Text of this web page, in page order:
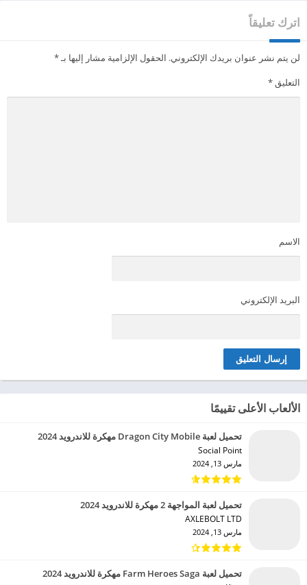
اترك تعليقاً
لن يتم نشر عنوان بريدك الإلكتروني. الحقول الإلزامية مشار إليها بـ*
التعليق*
الاسم
البريد الإلكتروني
الألعاب الأعلى تقييمًا
تحميل لعبة Dragon City Mobile مهكرة للاندرويد 2024
Social Point‏
مارس 13, 2024
تحميل لعبة المواجهة 2 مهكرة للاندرويد 2024
AXLEBOLT LTD‏
مارس 13, 2024
تحميل لعبة Farm Heroes Saga مهكرة للاندرويد 2024